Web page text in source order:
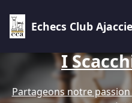
Echecs Club
I
Partageons notre